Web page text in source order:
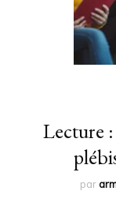
Lecture :
par